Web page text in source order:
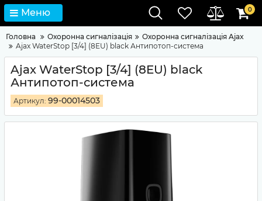
Меню 0
Головна Охоронна сигналізація
Охоронна сигналізація Ajax
Ajax WaterStop [3/4] (8EU) black Антипотоп-система
Ajax WaterStop [3/4] (8EU) black
Антипотоп-система
Артикул: 99-00014503